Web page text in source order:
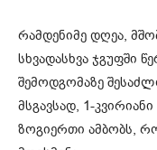
რამდენიმე დღეა,
სხვადასხვა ჯგუფში
შემოდგომაზე
მსგავსად, 1-
ზოგიერთი ამბობს,